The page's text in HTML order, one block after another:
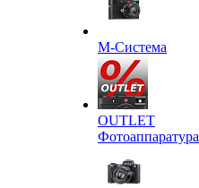
M-Система
OUTLET
Фотоаппаратура